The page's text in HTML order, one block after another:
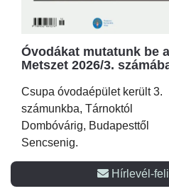
Óvodákat mutatunk be a
Metszet 2026/3.
Csupa óvodaépület került 3.
számunkba, Tárnoktól
Dombóvárig, Budapesttől
Sencsenig.
Hírlevél-